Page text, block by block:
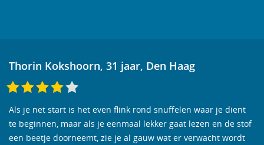
Thorin Kokshoorn, 31 jaar, Den Haag
Als je net start is het even flink rond snuffelen waar je dient
te beginnen, maar als je eenmaal lekker gaat lezen en de stof
een beetje doorneemt, zie je al gauw wat er verwacht wordt